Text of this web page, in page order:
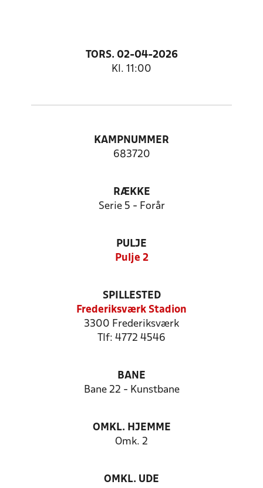
TORS. 02-04-2026
Kl. 11:00
KAMPNUMMER
683720
RÆKKE
Serie 5 - Forår
PULJE
Pulje 2
SPILLESTED
Frederiksværk Stadion
3300 Frederiksværk
Tlf: 4772 4546
BANE
Bane 22 - Kunstbane
OMKL. HJEMME
Omk. 2
OMKL. UDE